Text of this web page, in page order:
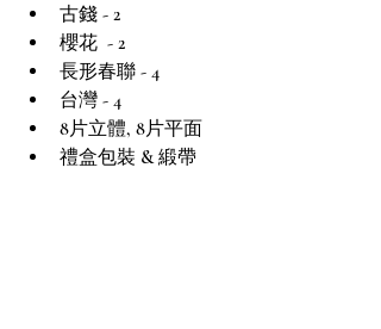
古錢 - 2
櫻花  - 2
長形春聯 - 4
台灣 - 4
8片立體, 8片平面
禮盒包裝 & 緞帶